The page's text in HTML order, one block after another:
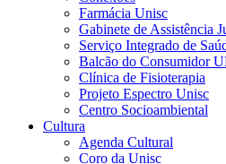
Farmácia Unisc
Gabinete de Assistência
Serviço Integrado de
Balcão do Consumidor
Clínica de Fisioterapia
Projeto Espectro Unisc
Centro Socioambiental
Cultura
Agenda Cultural
Coro da Unisc